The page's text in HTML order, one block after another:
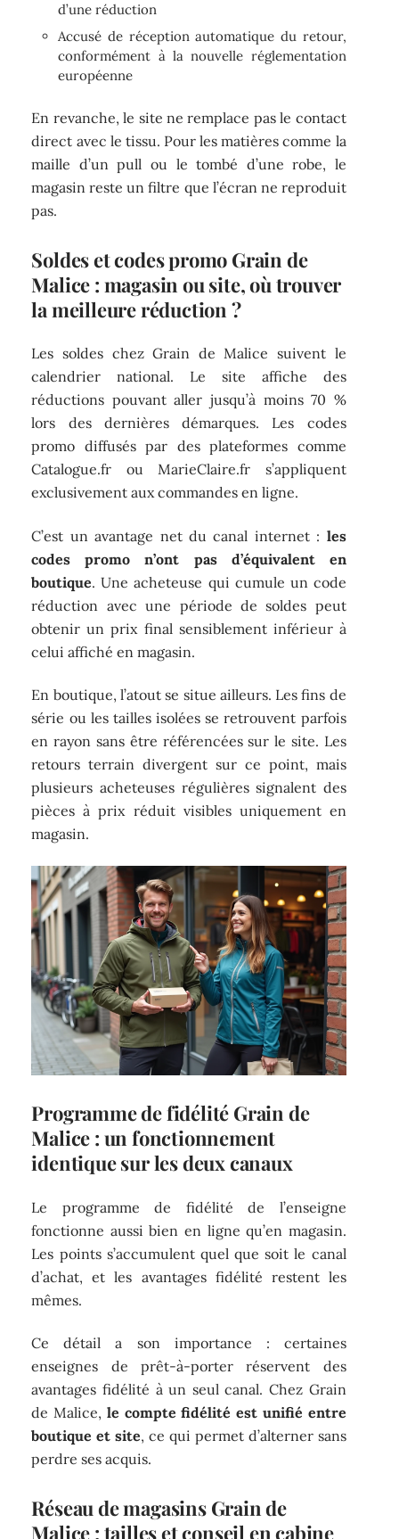
d’une réduction
Accusé de réception automatique du retour,
conformément à la nouvelle réglementation
européenne
En revanche, le site ne remplace pas le contact
direct avec le tissu. Pour les matières comme la
maille d’un pull ou le tombé d’une robe, le
magasin reste un filtre que l’écran ne reproduit
pas.
Soldes et codes promo Grain de
Malice : magasin ou site, où trouver
la meilleure réduction ?
Les soldes chez Grain de Malice suivent le
calendrier national. Le site affiche des
réductions pouvant aller jusqu’à moins 70 %
lors des dernières démarques. Les codes
promo diffusés par des plateformes comme
Catalogue.fr ou MarieClaire.fr s’appliquent
exclusivement aux commandes en ligne.
C’est un avantage net du canal internet : les
codes promo n’ont pas d’équivalent en
boutique. Une acheteuse qui cumule un code
réduction avec une période de soldes peut
obtenir un prix final sensiblement inférieur à
celui affiché en magasin.
En boutique, l’atout se situe ailleurs. Les fins de
série ou les tailles isolées se retrouvent parfois
en rayon sans être référencées sur le site. Les
retours terrain divergent sur ce point, mais
plusieurs acheteuses régulières signalent des
pièces à prix réduit visibles uniquement en
magasin.
Programme de fidélité Grain de
Malice : un fonctionnement
identique sur les deux canaux
Le programme de fidélité de l’enseigne
fonctionne aussi bien en ligne qu’en magasin.
Les points s’accumulent quel que soit le canal
d’achat, et les avantages fidélité restent les
mêmes.
Ce détail a son importance : certaines
enseignes de prêt-à-porter réservent des
avantages fidélité à un seul canal. Chez Grain
de Malice, le compte fidélité est unifié entre
boutique et site, ce qui permet d’alterner sans
perdre ses acquis.
Réseau de magasins Grain de
Malice : tailles et conseil en cabine